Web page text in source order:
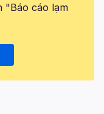
"Báo cáo lạm